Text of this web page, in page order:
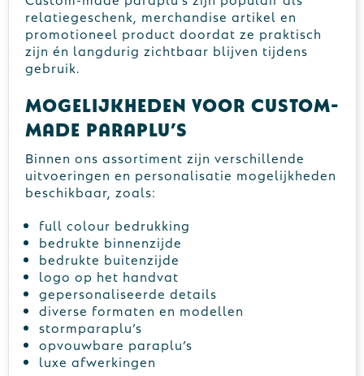
relatiegeschenk, merchandise artikel en
promotioneel product doordat ze praktisch
zijn én langdurig zichtbaar blijven tijdens
gebruik.
Mogelijkheden voor custom-
made paraplu’s
Binnen ons assortiment zijn verschillende
uitvoeringen en personalisatie mogelijkheden
beschikbaar, zoals:
full colour bedrukking
bedrukte binnenzijde
bedrukte buitenzijde
logo op het handvat
gepersonaliseerde details
diverse formaten en modellen
stormparaplu’s
opvouwbare paraplu’s
luxe afwerkingen